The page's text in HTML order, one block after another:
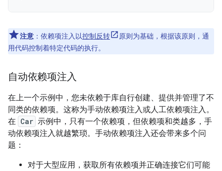
注意 ：依赖项注入以控制反转
原则为基础，根据该原则，通
用代码控制着特定代码的执行。
自动依赖项注入
在上一个示例中，您未依赖于库自行创建、提供并管理了不
同类的依赖项。这称为手动依赖项注入或人工依赖项注入。
在 Car 示例中，只有一个依赖项，但依赖项和类越多，手
动依赖项注入就越繁琐。手动依赖项注入还会带来多个问
题：
对于大型应用，获取所有依赖项并正确连接它们可能